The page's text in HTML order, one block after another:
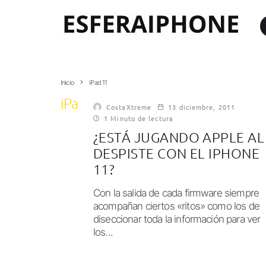
Inicio iPad 11
iPad 11 CostaXtreme
13 diciembre, 2011
1 Minuto de lectura
¿ESTÁ JUGANDO APPLE AL
DESPISTE CON EL IPHONE
11?
Con la salida de cada firmware siempre
acompañan ciertos «ritos» como los de
diseccionar toda la información para ver
los...